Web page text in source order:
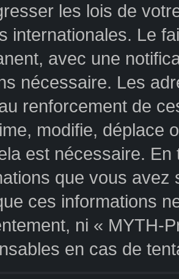
les lois de
internationales. Le
avec une
nécessaire. Les
renforcement de
modifie, déplace
est nécessaire.
que vous
ces informations
ni « MYTH-
en cas de